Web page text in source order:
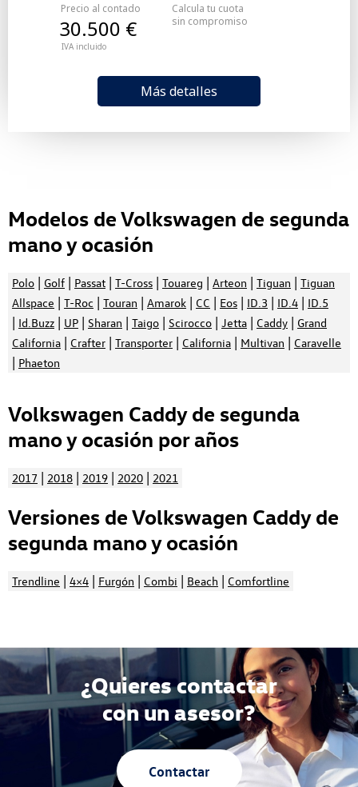
Precio al contado
IVA incluido
30.500 €
Más detalles
Calcula tu cuota
sin compromiso
Modelos de Volkswagen de segunda
mano y ocasión
Polo | Golf | Passat | T-Cross | Touareg | Arteon | Tiguan | Tiguan
Allspace | T-Roc | Touran | Amarok | CC | Eos | ID.3 | ID.4 | ID.5
| Id.Buzz | UP | Sharan | Taigo | Scirocco | Jetta | Caddy | Grand
California | Crafter | Transporter | California | Multivan | Caravelle
| Phaeton
Volkswagen Caddy de segunda
mano y ocasión por años
2017 | 2018 | 2019 | 2020 | 2021
Versiones de Volkswagen Caddy de
segunda mano y ocasión
Trendline | 4×4 | Furgón | Combi | Beach | Comfortline
¿Quieres contactar
con un asesor?
Contactar